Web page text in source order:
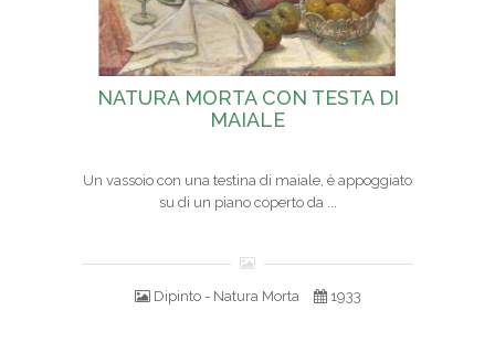
NATURA MORTA CON TESTA DI
MAIALE
Un vassoio con una testina di maiale, è appoggiato
su di un piano coperto da ...
Dipinto - Natura Morta 1933